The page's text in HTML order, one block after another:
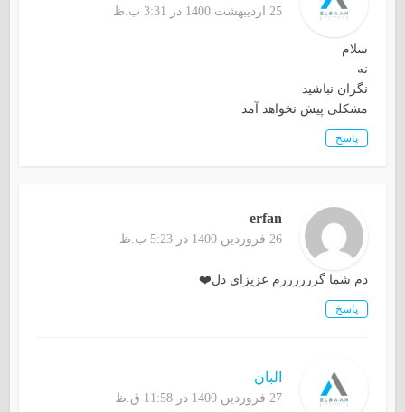
25 اردیبهشت 1400 در 3:31 ب.ظ
سلام
نه
نگران نباشید
مشکلی پیش نخواهد آمد
پاسخ
erfan
26 فروردین 1400 در 5:23 ب.ظ
دم شما گررررررم عزیزای دل❤️
پاسخ
البان
27 فروردین 1400 در 11:58 ق.ظ